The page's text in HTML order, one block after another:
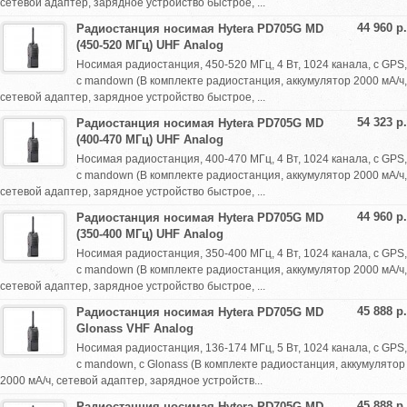
сетевой адаптер, зарядное устройство быстрое, ...
44 960 р.
Радиостанция носимая Hytera PD705G MD
(450-520 МГц) UHF Analog
Носимая радиостанция, 450-520 МГц, 4 Вт, 1024 канала, с GPS,
с mandown (В комплекте радиостанция, аккумулятор 2000 мА/ч,
сетевой адаптер, зарядное устройство быстрое, ...
54 323 р.
Радиостанция носимая Hytera PD705G MD
(400-470 МГц) UHF Analog
Носимая радиостанция, 400-470 МГц, 4 Вт, 1024 канала, с GPS,
с mandown (В комплекте радиостанция, аккумулятор 2000 мА/ч,
сетевой адаптер, зарядное устройство быстрое, ...
44 960 р.
Радиостанция носимая Hytera PD705G MD
(350-400 МГц) UHF Analog
Носимая радиостанция, 350-400 МГц, 4 Вт, 1024 канала, с GPS,
с mandown (В комплекте радиостанция, аккумулятор 2000 мА/ч,
сетевой адаптер, зарядное устройство быстрое, ...
45 888 р.
Радиостанция носимая Hytera PD705G MD
Glonass VHF Analog
Носимая радиостанция, 136-174 МГц, 5 Вт, 1024 канала, с GPS,
с mandown, с Glonass (В комплекте радиостанция, аккумулятор
2000 мА/ч, сетевой адаптер, зарядное устройств...